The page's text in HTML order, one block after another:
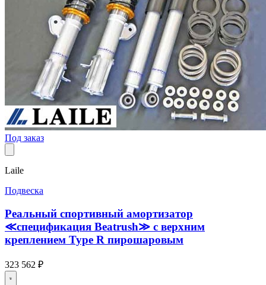
Под заказ
Laile
Подвеска
Реальный спортивный амортизатор
≪спецификация Beatrush≫ с верхним
креплением Type R пирошаровым
323 562 ₽